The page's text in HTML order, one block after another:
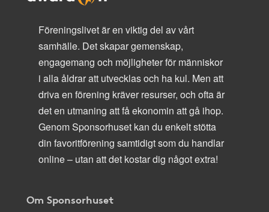
Föreningslivet är en viktig del av vårt
samhälle. Det skapar gemenskap,
engagemang och möjligheter för människor
i alla åldrar att utvecklas och ha kul. Men att
driva en förening kräver resurser, och ofta är
det en utmaning att få ekonomin att gå ihop.
Genom Sponsorhuset kan du enkelt stötta
din favoritförening samtidigt som du handlar
online – utan att det kostar dig något extra!
Om Sponsorhuset